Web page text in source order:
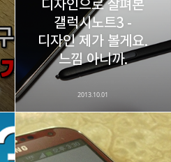
네이버 블로그
디자인으로 살펴본
갤럭시노트3 -
디자인 제가 볼게요.
느낌 아니까.
2013.10.01